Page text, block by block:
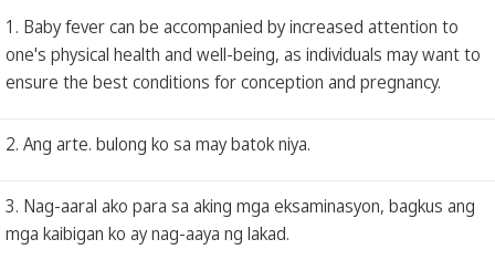
1. Baby fever can be accompanied by increased attention to
one's physical health and well-being, as individuals may want to
ensure the best conditions for conception and pregnancy.
2. Ang arte. bulong ko sa may batok niya.
3. Nag-aaral ako para sa aking mga eksaminasyon, bagkus ang
mga kaibigan ko ay nag-aaya ng lakad.